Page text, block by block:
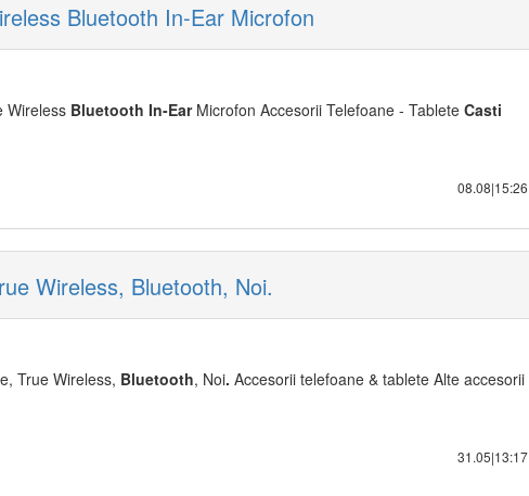
Bluetooth In-Ear Microfon
Wireless Bluetooth In-EarMicrofon Accesorii Telefoane - Tablete Casti
08.08|15:26
Wireless, Bluetooth, Noi.
True Wireless, Bluetooth, Noi. Accesorii telefoane & tablete Alte accesorii
31.05|13:17